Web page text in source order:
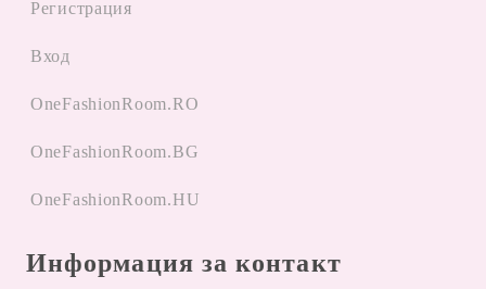
Регистрация
Вход
OneFashionRoom.RO
OneFashionRoom.BG
OneFashionRoom.HU
Информация за контакт